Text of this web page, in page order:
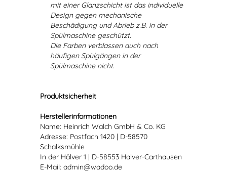
mit einer Glanzschicht ist das individuelle
Design gegen mechanische
Beschädigung und Abrieb z.B. in der
Spülmaschine geschützt.
Die Farben verblassen auch nach
häufigen Spülgängen in der
Spülmaschine nicht.
Produktsicherheit
Herstellerinformationen
Name: Heinrich Walch GmbH & Co. KG
Adresse: Postfach 1420 | D-58570
Schalksmühle
In der Hälver 1 | D-58553 Halver-Carthausen
E-Mail: admin@wadoo.de